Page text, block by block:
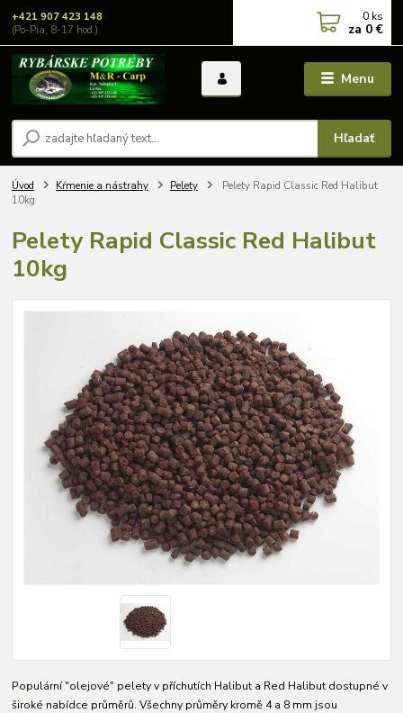
Menu
Hľadať
+421 907 423 148
(Po-Pia, 8-17 hod.)
0 ks
za 0 €
Úvod Kŕmenie a nástrahy Pelety
Pelety Rapid Classic Red Halibut
10kg
Pelety Rapid Classic Red Halibut
10kg
Populární "olejové" pelety v příchutích Halibut a Red Halibut dostupné v
široké nabídce průměrů. Všechny průměry kromě 4 a 8 mm jsou